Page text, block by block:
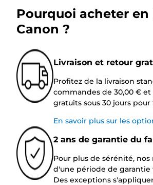
Pourquoi acheter en
Canon ?
Livraison et retour
Profitez de la livraison
commandes de 30,00 €
gratuits sous 30 jours
En savoir plus sur les
2 ans de garantie du
Pour plus de sérénité,
d'une période de garantie
Des exceptions